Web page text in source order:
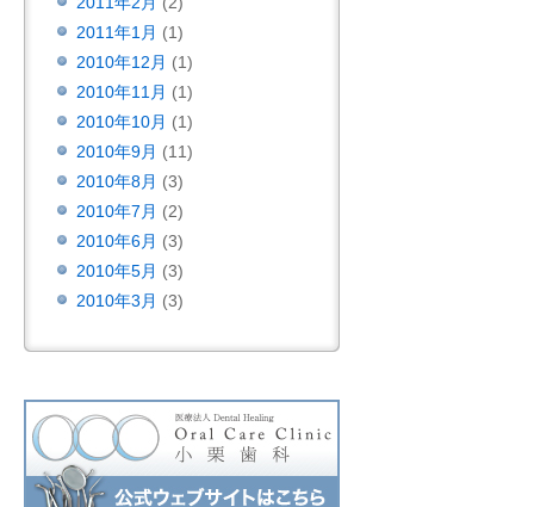
2011年1月 (1)
2010年12月 (1)
2010年11月 (1)
2010年10月 (1)
2010年9月 (11)
2010年8月 (3)
2010年7月 (2)
2010年6月 (3)
2010年5月 (3)
2010年3月 (3)